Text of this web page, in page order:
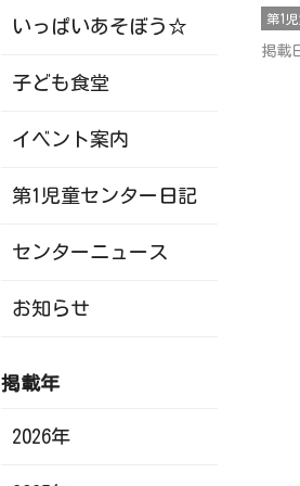
第1
掲載
いっぱいあそぼう☆
子ども食堂
イベント案内
第1児童センター日記
センターニュース
お知らせ
掲載年
2026年